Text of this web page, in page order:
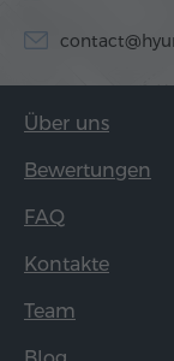
Über uns
Bewertungen
FAQ
Kontakte
Team